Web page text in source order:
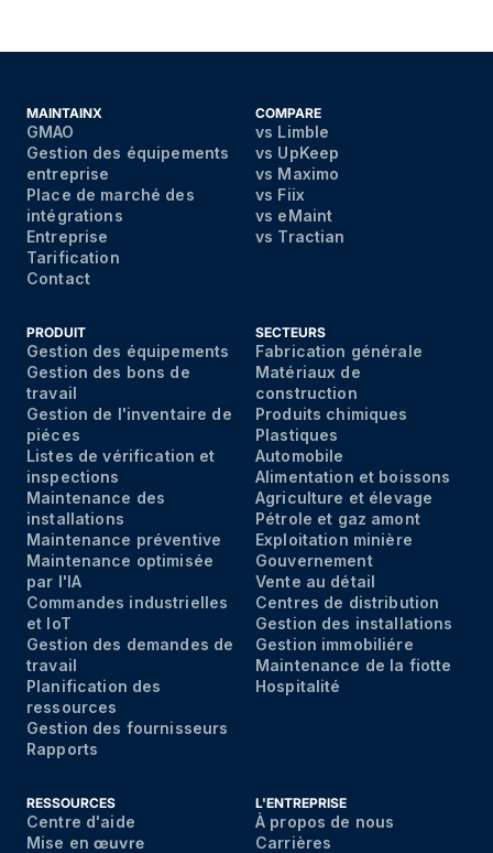
MAINTAINX
GMAO
Gestion des équipements
entreprise
Place de marché des
intégrations
Entreprise
Tarification
Contact
COMPARE
vs Limble
vs UpKeep
vs Maximo
vs Fiix
vs eMaint
vs Tractian
PRODUIT
Gestion des équipements
Gestion des bons de
travail
Gestion de l'inventaire de
piéces
Listes de vérification et
inspections
Maintenance des
installations
Maintenance préventive
Maintenance optimisée
par I'IA
Commandes industrielles
et IoT
Gestion des demandes de
travail
Planification des
ressources
Gestion des fournisseurs
Rapports
SECTEURS
Fabrication générale
Matériaux de
construction
Produits chimiques
Plastiques
Automobile
Alimentation et boissons
Agriculture et élevage
Pétrole et gaz amont
Exploitation minière
Gouvernement
Vente au détail
Centres de distribution
Gestion des installations
Gestion immobiliére
Maintenance de la fiotte
Hospitalité
RESSOURCES
Centre d'aide
Mise enœuvre
L'ENTREPRISE
À propos de nous
Carrières